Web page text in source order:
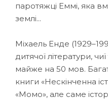
паротяжці Еммі, яка
землі...
Міхаель Енде
дитячої літератури,
майже на 50 мов.
книги «Нескінченна
«Момо», але саме